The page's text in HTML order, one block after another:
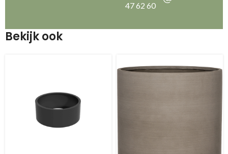
47 62 60
Bekijk ook